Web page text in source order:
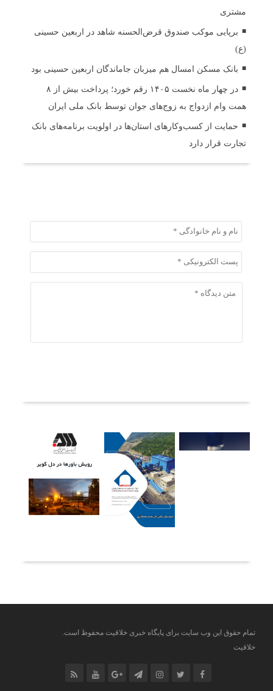
مشتری
برپایی موکب صندوق قرض‌الحسنه شاهد در اربعین حسینی
(ع)
بانک مسکن امسال هم میزبان جاماندگان اربعین حسینی بود
در چهار ماه نخست ۱۴۰۵ رقم خورد؛ پرداخت بیش از ۸
همت وام ازدواج به زوج‌های جوان توسط بانک ملی ایران
حمایت از کسب‌وکارهای استان‌ها در اولویت برنامه‌های بانک
تجارت قرار دارد
تمام حقوق این وب سایت برای پایگاه خبری خلاقیت محفوظ است.
خلاقیت